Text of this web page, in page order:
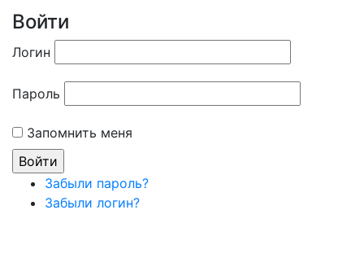
Войти
Логин
Пароль
Запомнить меня
Забыли пароль?
Забыли логин?